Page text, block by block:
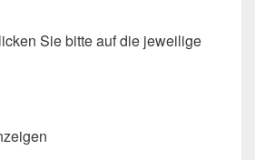
Sie bitte auf die jeweilige